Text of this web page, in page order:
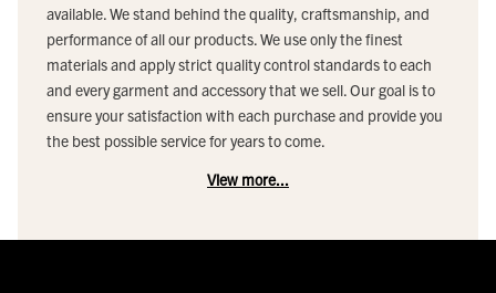
available. We stand behind the quality, craftsmanship, and
performance of all our products. We use only the finest
materials and apply strict quality control standards to each
and every garment and accessory that we sell. Our goal is to
ensure your satisfaction with each purchase and provide you
the best possible service for years to come.
View more...